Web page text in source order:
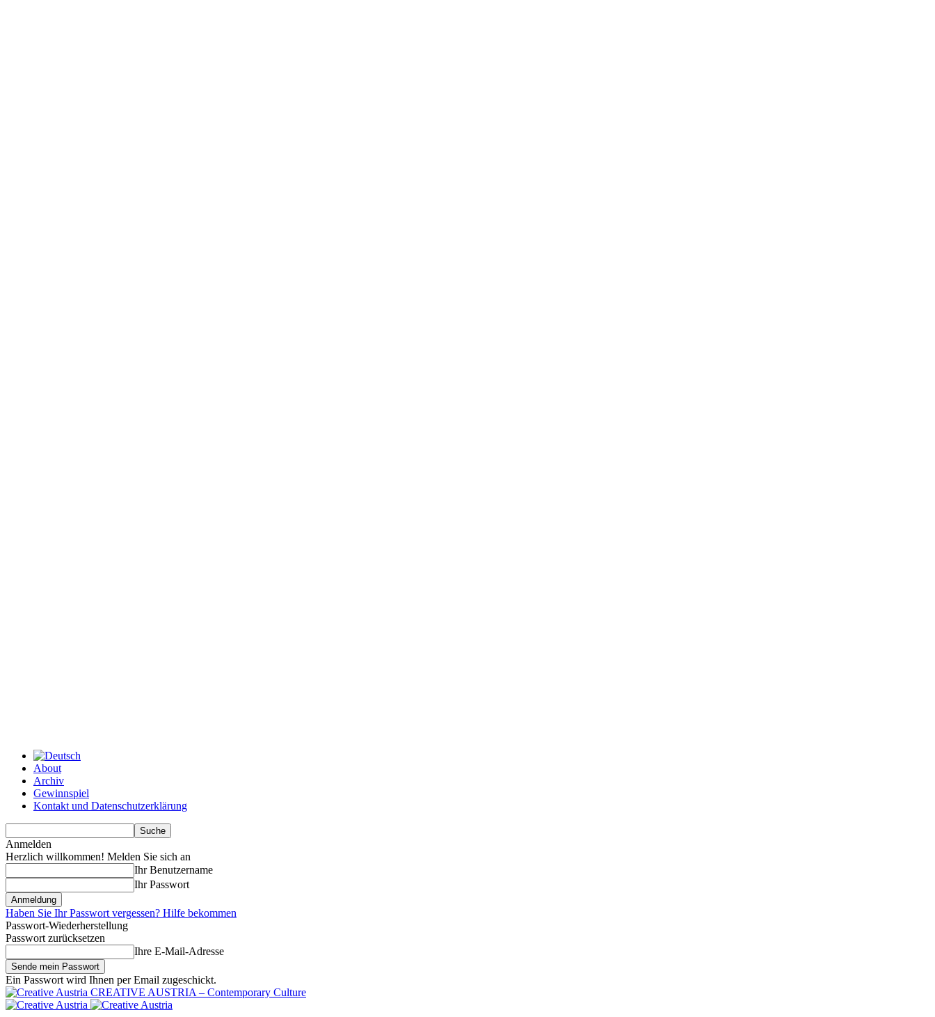
About
Archiv
Gewinnspiel
Kontakt und Datenschutzerklärung
Anmelden
Herzlich willkommen! Melden Sie sich an
Ihr Benutzername
Ihr Passwort
Haben Sie Ihr Passwort vergessen? Hilfe bekommen
Passwort-Wiederherstellung
Passwort zurücksetzen
Ihre E-Mail-Adresse
Ein Passwort wird Ihnen per Email zugeschickt.
CREATIVE AUSTRIA – Contemporary Culture